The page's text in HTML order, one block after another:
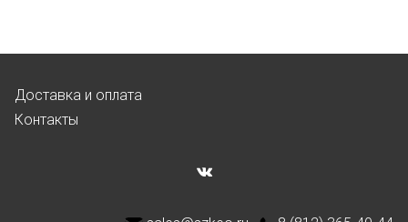
Доставка и оплата
Контакты